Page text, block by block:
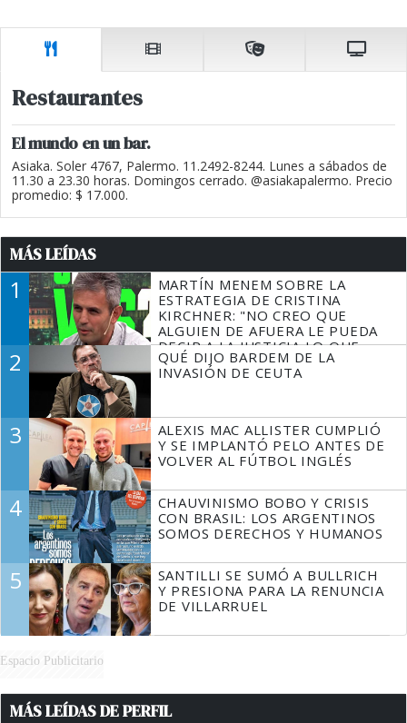
Restaurantes
El mundo en un bar.
Asiaka. Soler 4767, Palermo. 11.2492-8244. Lunes a sábados de
11.30 a 23.30 horas. Domingos cerrado. @asiakapalermo. Precio
promedio: $ 17.000.
MÁS LEÍDAS
1
MARTÍN MENEM SOBRE LA
ESTRATEGIA DE CRISTINA
KIRCHNER: "NO CREO QUE
ALGUIEN DE AFUERA LE PUEDA
DECIR A LA JUSTICIA LO QUE
TIENE QUE HACER"
2
QUÉ DIJO BARDEM DE LA
INVASIÓN DE CEUTA
3
ALEXIS MAC ALLISTER CUMPLIÓ
Y SE IMPLANTÓ PELO ANTES DE
VOLVER AL FÚTBOL INGLÉS
4
CHAUVINISMO BOBO Y CRISIS
CON BRASIL: LOS ARGENTINOS
SOMOS DERECHOS Y HUMANOS
5
SANTILLI SE SUMÓ A BULLRICH
Y PRESIONA PARA LA RENUNCIA
DE VILLARRUEL
Espacio Publicitario
MÁS LEÍDAS DE PERFIL